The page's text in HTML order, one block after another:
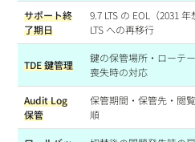
サポート終
了期日
9.7 LTS の EOL（2031
LTS への再移行
TDE 鍵管理
鍵の保管場所・ローテ
喪失時の対応
Audit Log
保管
保管期間・保管先・閲
順